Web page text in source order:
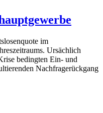
im
Ursächlich
bedingten Ein- und
Nachfragerückgang